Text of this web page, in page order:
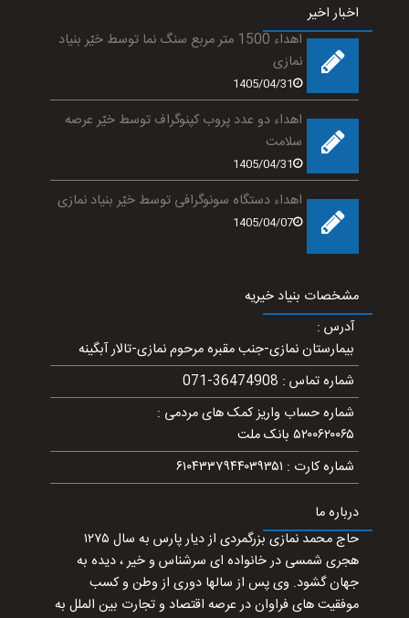
اخبار اخیر
اهداء 1500 متر مربع سنگ نما توسط خیّر بنیاد
نمازی
1405/04/31
اهداء دو عدد پروب کپنوگراف توسط خیّر عرصه
سلامت
1405/04/31
اهداء دستگاه سونوگرافی توسط خیّر بنیاد نمازی
1405/04/07
مشخصات بنیاد خیریه
آدرس :
بیمارستان نمازی-جنب مقبره مرحوم نمازی-تالار آبگینه
شماره تماس :
071-36474908
شماره حساب واریز کمک های مردمی :
۵۲۰۰۶۲۰۰۶۵ بانک ملت
شماره کارت : ۶۱۰۴۳۳۷۹۴۴۰۳۹۳۵۱
درباره ما
حاج محمد نمازی بزرگمردی از دیار پارس به سال ۱۲۷۵
هجری شمسی در خانواده ای سرشناس و خیر ، دیده به
جهان گشود. وی پس از سالها دوری از وطن و کسب
موفقیت های فراوان در عرصه اقتصاد و تجارت بین الملل به